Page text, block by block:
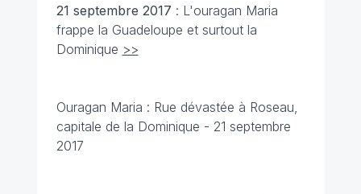
21 septembre 2017 : L'ouragan Maria
frappe la Guadeloupe et surtout la
Dominique >>
Ouragan Maria : Rue dévastée à Roseau,
capitale de la Dominique - 21 septembre
2017